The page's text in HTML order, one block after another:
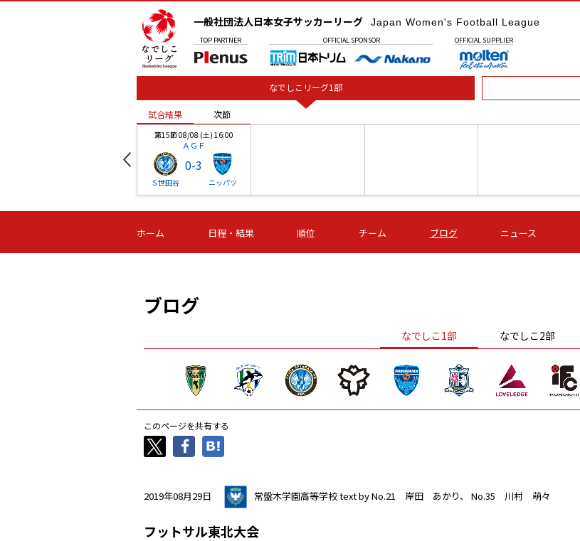
一般社団法人日本女子サッカーリーグ Japan Women's Football League
TOP PARTNER OFFICIAL SPONSOR OFFICIAL SUPPLIER
なでしこリーグ1部
試合結果 次節
第15節 08/08 (土) 16:00
ＡＧＦ
Ｓ世田谷
0-3
ニッパツ
-
第16節 09/05 (土) 15:00
ニッパツ
-
第16節 09/05 (土) 15:00
石人の星
-
第16節 09/05 (土) 16:00
ＡＧＦ
-
いちご
-
試合結果 次節
ホーム 日程・結果 順位 チーム ブログ ニュース
ブログ
なでしこ1部 なでしこ2部
このページを共有する
2019年08月29日 常盤木学園高等学校text by No.21 岸田 あかり、 No.35 川村 萌々
フットサル東北大会